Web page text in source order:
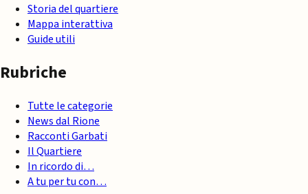
Storia del quartiere
Mappa interattiva
Guide utili
Rubriche
Tutte le categorie
News dal Rione
Racconti Garbati
Il Quartiere
In ricordo di…
A tu per tu con…